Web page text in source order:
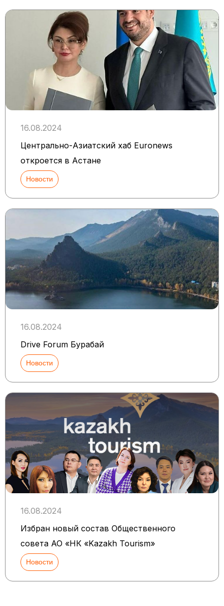
16.08.2024
Центрально-Азиатский хаб Euronews
откроется в Астане
Новости
16.08.2024
Drive Forum Бурабай
Новости
16.08.2024
Избран новый состав Общественного
совета АО «НК «Kazakh Tourism»
Новости